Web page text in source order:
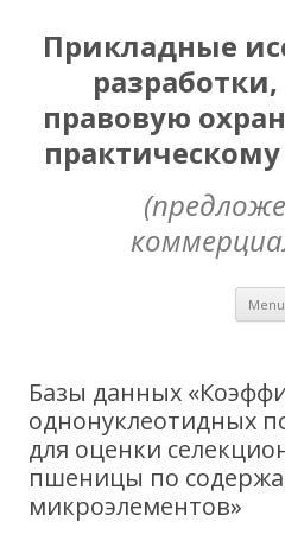
Прикладные
правовую
Menu
Базы данных
однонуклеотидных
для оценки
пшеницы по
микроэлементов»